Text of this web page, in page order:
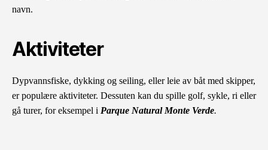
navn.
Aktiviteter
Dypvannsfiske, dykking og seiling, eller leie av båt med skipper,
er populære aktiviteter. Dessuten kan du spille golf, sykle, ri eller
gå turer, for eksempel i Parque Natural Monte Verde.